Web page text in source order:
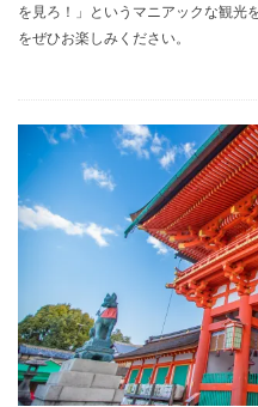
を見ろ！」というマニアックな観光
をぜひお楽しみください。